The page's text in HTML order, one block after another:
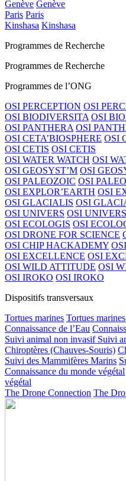
Genève Genève
Paris Paris
Kinshasa Kinshasa
Programmes de Recherche
Programmes de Recherche
Programmes de l’ONG
OSI PERCEPTION OSI
OSI BIODIVERSITA OSI
OSI PANTHERA OSI
OSI CETA’BIOSPHERE OSI
OSI CETIS OSI CETIS
OSI WATER WATCH OSI
OSI GEOSYST’M OSI
OSI PALEOZOIC OSI
OSI EXPLOR’EARTH OSI
OSI GLACIALIS OSI
OSI UNIVERS OSI UNIVERS
OSI ECOLOGIS OSI
OSI DRONE FOR SCIENCE
OSI CHIP HACKADEMY
OSI EXCELLENCE OSI
OSI WILD ATTITUDE OSI
OSI IROKO OSI IROKO
Dispositifs transversaux
Tortues marines Tortues marines
Connaissance de l’Eau
Suivi animal non invasif Suivi
Chiroptères (Chauves-Souris)
Suivi des Mammifères Marins
Connaissance du monde végétal
végétal
The Drone Connection The